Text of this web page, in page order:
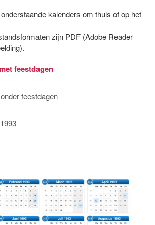
kalenders om thuis of op het
zijn PDF (Adobe Reader
feestdagen
feestdagen